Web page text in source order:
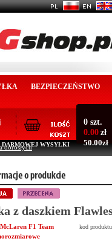
BEZPIECZEŃSTWO
0 szt.
0.00 zł
DARMOWEJ WYSYŁKI 50.00zł
dorosłych
z daszkiem
McLaren F1 Team
kod